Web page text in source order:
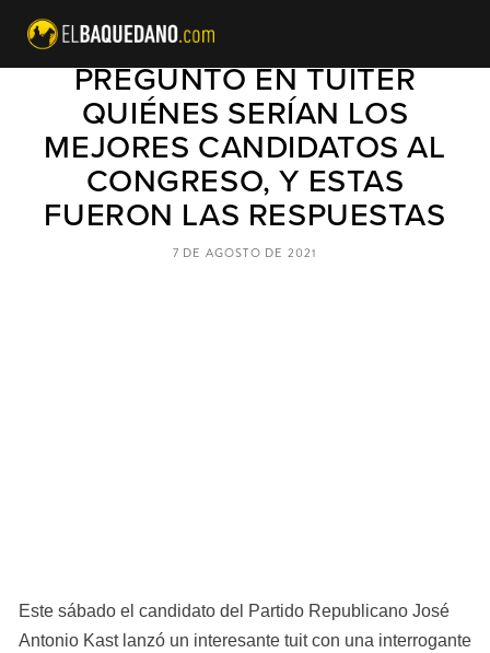
JOSÉ ANTONIO KAST
PREGUNTÓ EN TUITER
QUIÉNES SERÍAN LOS
MEJORES CANDIDATOS AL
CONGRESO, Y ESTAS
FUERON LAS RESPUESTAS
Este sábado el candidato del Partido Republicano José
Antonio Kast lanzó un interesante tuit con una interrogante
7 DE AGOSTO DE 2021